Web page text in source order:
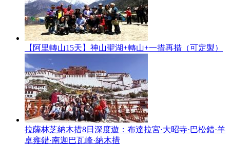
【阿里轉山15天】神山聖湖+轉山+一措再措（可定製）
拉薩林芝納木措8日深度遊：布達拉宮·大昭寺·巴松錯·羊
卓雍錯·南迦巴瓦峰·納木措